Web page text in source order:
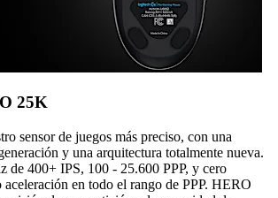
25K
sensor de juegos más preciso, con una
y una arquitectura totalmente nueva.
de 400+ IPS, 100 - 25.600 PPP, y cero
en todo el rango de PPP. HERO